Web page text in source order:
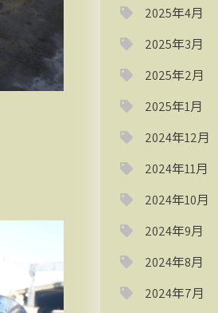
2025年4月
2025年3月
2025年2月
2025年1月
2024年12月
2024年11月
2024年10月
2024年9月
2024年8月
2024年7月